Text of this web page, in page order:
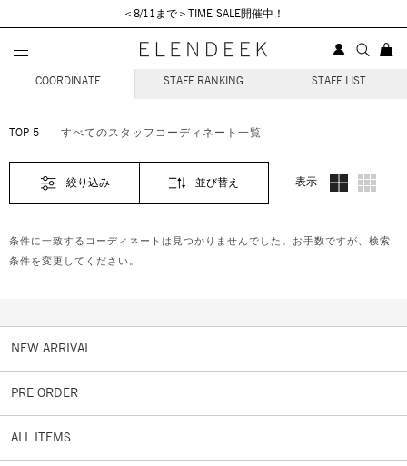
＜8/11まで＞TIME SALE開催中！
STAFF COORDINATE
COORDINATE STAFF RANKING STAFF LIST
TOP 5 すべてのスタッフコーディネート一覧
絞り込み 並び替え 表示
条件に一致するコーディネートは見つかりませんでした。お手数ですが、検索
条件を変更してください。
NEW ARRIVAL
PRE ORDER
ALL ITEMS